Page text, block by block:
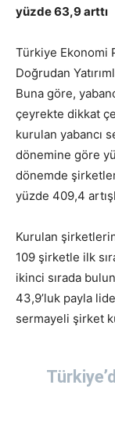
yüzde 63,9 arttı
Türkiye Ekonomi
Doğrudan
Buna göre,
çeyrekte dikkat
kurulan yabancı
dönemine göre
dönemde
yüzde 409,4
Kurulan
109 şirketle ilk
ikinci sırada
43,9’luk payla
sermayeli şirket